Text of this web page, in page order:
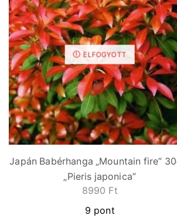
ELFOGYOTT
Japán Babérhanga „Mountain fire”
„Pieris japonica”
8990 Ft
9 pont